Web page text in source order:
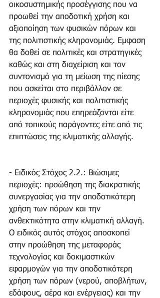
οικοσυστημικής προσέγγισης που να
προωθεί την αποδοτική χρήση και
αξιοποίηση των φυσικών πόρων και
της πολιτιστικής κληρονομιάς. Εμφαση
θα δοθεί σε πολιτικές και στρατηγικές
καθώς και στη διαχείριση και τον
συντονισμό για τη μείωση της πίεσης
που ασκείται στο περιβάλλον σε
περιοχές φυσικής και πολιτιστικής
κληρονομιάς που επηρεάζονται είτε
από τοπικούς παράγοντες είτε από τις
επιπτώσεις της κλιματικής αλλαγής.
- Ειδικός Στόχος 2.2.: Βιώσιμες
περιοχές: προώθηση της διακρατικής
συνεργασίας για την αποδοτικότερη
χρήση των πόρων και την
ανθεκτικότητα στην κλιματική αλλαγή.
Ο ειδικός αυτός στόχος αποσκοπεί
στην προώθηση της μεταφοράς
τεχνολογίας και δοκιμαστικών
εφαρμογών για την αποδοτικότερη
χρήση των πόρων (νερού, αποβλήτων,
εδάφους, αέρα και ενέργειας) και την